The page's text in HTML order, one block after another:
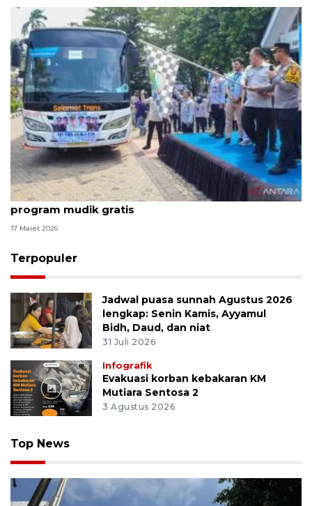
Pemkab Karawang berangkatkan 23 bus dalam
program mudik gratis
17 Maret 2026
Terpopuler
Jadwal puasa sunnah Agustus 2026
lengkap: Senin Kamis, Ayyamul
Bidh, Daud, dan niat
31 Juli 2026
Infografik
Evakuasi korban kebakaran KM
Mutiara Sentosa 2
3 Agustus 2026
Top News